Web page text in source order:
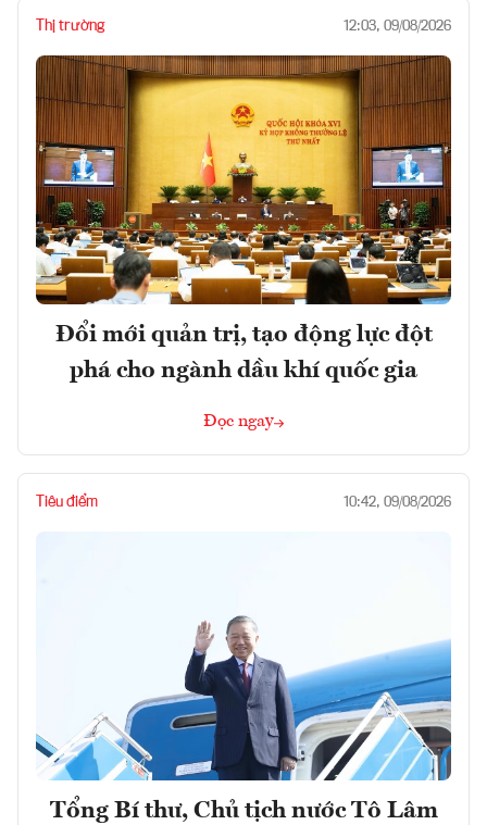
Thị trường 12:03, 09/08/2026
Đổi mới quản trị, tạo động lực đột
phá cho ngành dầu khí quốc gia
Đọc ngay
Tiêu điểm 10:42, 09/08/2026
Tổng Bí thư, Chủ tịch nước Tô Lâm